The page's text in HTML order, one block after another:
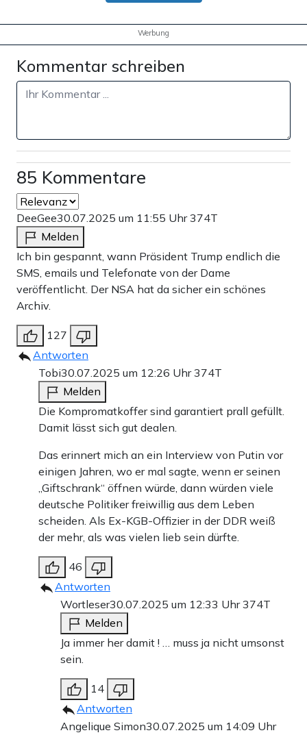
Werbung
Kommentar schreiben
85 Kommentare
DeeGee30.07.2025 um 11:55 Uhr374T
Melden
Ich bin gespannt, wann Präsident Trump endlich die
SMS, emails und Telefonate von der Dame
veröffentlicht. Der NSA hat da sicher ein schönes
Archiv.
127
Antworten
Tobi30.07.2025 um 12:26 Uhr374T
Melden
Die Kompromatkoffer sind garantiert prall gefüllt.
Damit lässt sich gut dealen.
Das erinnert mich an ein Interview von Putin vor
einigen Jahren, wo er mal sagte, wenn er seinen
„Giftschrank“ öffnen würde, dann würden viele
deutsche Politiker freiwillig aus dem Leben
scheiden. Als Ex-KGB-Offizier in der DDR weiß
der mehr, als was vielen lieb sein dürfte.
46
Antworten
Wortleser30.07.2025 um 12:33 Uhr374T
Melden
Ja immer her damit ! … muss ja nicht umsonst
sein.
14
Antworten
Angelique Simon30.07.2025 um 14:09 Uhr